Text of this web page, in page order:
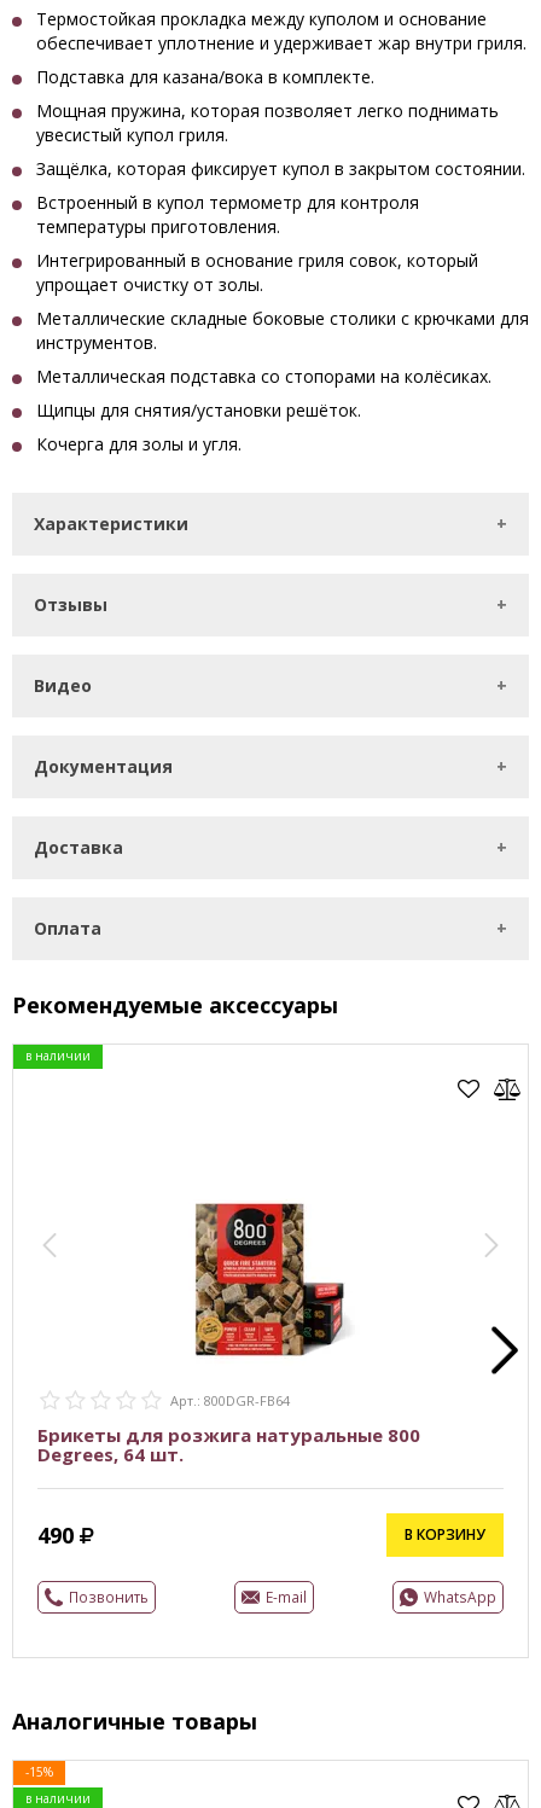
Термостойкая прокладка между куполом и основание
обеспечивает уплотнение и удерживает жар внутри гриля.
Подставка для казана/вока в комплекте.
Мощная пружина, которая позволяет легко поднимать
увесистый купол гриля.
Защёлка, которая фиксирует купол в закрытом состоянии.
Встроенный в купол термометр для контроля
температуры приготовления.
Интегрированный в основание гриля совок, который
упрощает очистку от золы.
Металлические складные боковые столики с крючками для
инструментов.
Металлическая подставка со стопорами на колёсиках.
Щипцы для снятия/установки решёток.
Кочерга для золы и угля.
Характеристики
Отзывы
Видео
Документация
Доставка
Оплата
Рекомендуемые аксессуары
в наличии
Арт.: 800DGR-FB64
Брикеты для розжига натуральные 800
Degrees, 64 шт.
490 В КОРЗИНУ
Позвонить E-mail WhatsApp
Аналогичные товары
-15%
в наличии